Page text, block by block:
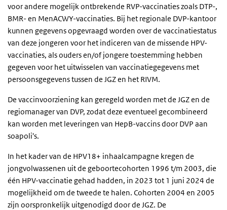
voor andere mogelijk ontbrekende RVP-vaccinaties zoals DTP-,
BMR- en MenACWY-vaccinaties. Bij het regionale DVP-kantoor
kunnen gegevens opgevraagd worden over de vaccinatiestatus
van deze jongeren voor het indiceren van de missende HPV-
vaccinaties, als ouders en/of jongere toestemming hebben
gegeven voor het uitwisselen van vaccinatiegegevens met
persoonsgegevens tussen de JGZ en het RIVM.
De vaccinvoorziening kan geregeld worden met de JGZ en de
regiomanager van DVP, zodat deze eventueel gecombineerd
kan worden met leveringen van HepB-vaccins door DVP aan
soapoli's.
In het kader van de HPV18+ inhaalcampagne kregen de
jongvolwassenen uit de geboortecohorten 1996 t/m 2003, die
één HPV-vaccinatie gehad hadden, in 2023 tot 1 juni 2024 de
mogelijkheid om de tweede te halen. Cohorten 2004 en 2005
zijn oorspronkelijk uitgenodigd door de JGZ. De